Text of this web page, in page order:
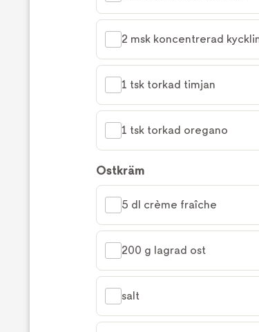
2 msk koncentrerad
1 tsk torkad timjan
1 tsk torkad oregano
Ostkräm
5 dl crème fraîche
200 g lagrad ost
salt